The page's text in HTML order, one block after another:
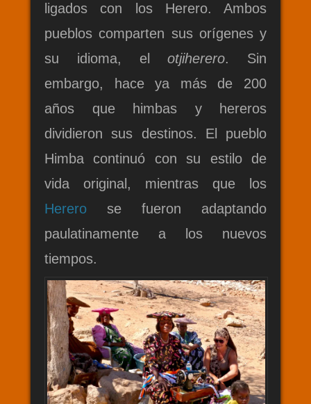
ligados con los Herero. Ambos
pueblos comparten sus orígenes y
su idioma, elotjiherero. Sin
embargo, hace ya más de 200
años que himbas y hereros
dividieron sus destinos. El pueblo
Himba continuó con su estilo de
vida original, mientras que los
Herero se fueron adaptando
paulatinamente a los nuevos
tiempos.